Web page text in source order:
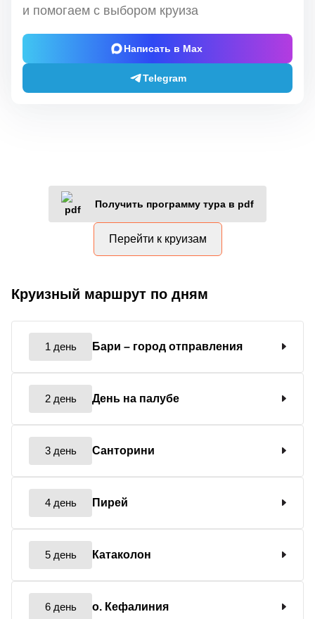
и помогаем с выбором круиза
Написать в Max
Telegram
Получить программу тура в pdf
Перейти к круизам
Круизный маршрут по дням
1 день Бари – город отправления
2 день День на палубе
3 день Санторини
4 день Пирей
5 день Катаколон
6 день о. Кефалиния